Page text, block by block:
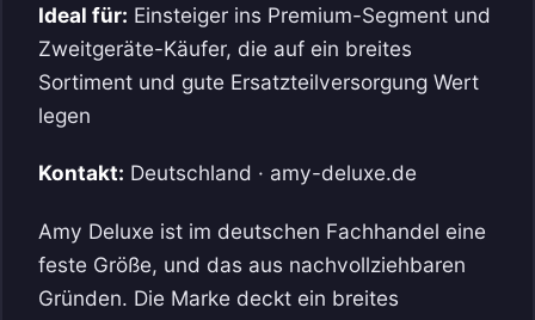
Ideal für: Einsteiger ins Premium-Segment und
Zweitgeräte-Käufer, die auf ein breites
Sortiment und gute Ersatzteilversorgung Wert
legen
Kontakt: Deutschland · amy-deluxe.de
Amy Deluxe ist im deutschen Fachhandel eine
feste Größe, und das aus nachvollziehbaren
Gründen. Die Marke deckt ein breites